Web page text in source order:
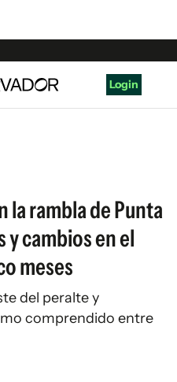
Login
la rambla de Punta
y cambios en el
meses
del peralte y
comprendido entre